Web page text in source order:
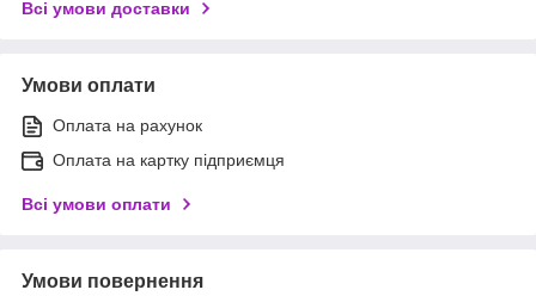
Всі умови доставки
Умови оплати
Оплата на рахунок
Оплата на картку підприємця
Всі умови оплати
Умови повернення